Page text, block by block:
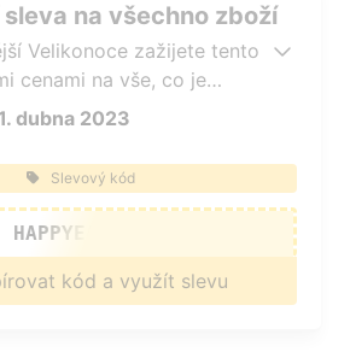
na všechno zboží
Velikonoce zažijete tento
cenami na vše, co je
si do košíku cokoli jen
Přejeme vám krásné svátky.
dubna 2023
Slevový kód
HAPPYEASTER
kód a využít slevu